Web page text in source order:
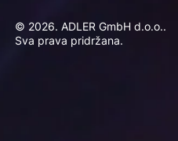
© 2026. ADLER GmbH d.o.o..
Sva prava pridržana.